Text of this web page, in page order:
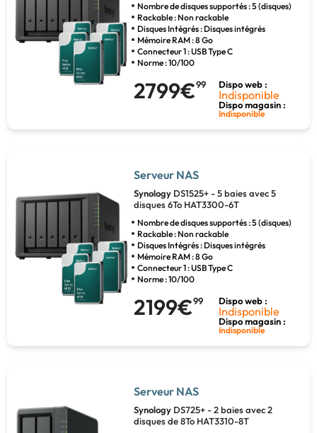
Nombre de disques supportés : 5 (disques)
Rackable : Non rackable
Disques Intégrés : Disques intégrés
Mémoire RAM : 8 Go
Connecteur 1 : USB Type C
Norme : 10/100
2799€99 Dispo web :
Indisponible
Dispo magasin :
Indisponible
Serveur NAS
Synology DS1525+ - 5 baies avec 5
disques 6To HAT3300-6T
Nombre de disques supportés : 5 (disques)
Rackable : Non rackable
Disques Intégrés : Disques intégrés
Mémoire RAM : 8 Go
Connecteur 1 : USB Type C
Norme : 10/100
2199€99 Dispo web :
Indisponible
Dispo magasin :
Indisponible
Serveur NAS
Synology DS725+ - 2 baies avec 2
disques de 8To HAT3310-8T